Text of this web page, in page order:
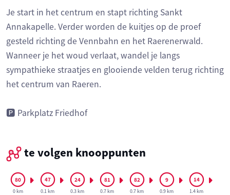
Je start in het centrum en stapt richting Sankt
Annakapelle. Verder worden de kuitjes op de proef
gesteld richting de Vennbahn en het Raerenerwald.
Wanneer je het woud verlaat, wandel je langs
sympathieke straatjes en glooiende velden terug richting
het centrum van Raeren.
🅿️ Parkplatz Friedhof
te volgen knooppunten
0 km 0.1 km 0.3 km 0.7 km 0.7 km 0.9 km 1.4 km